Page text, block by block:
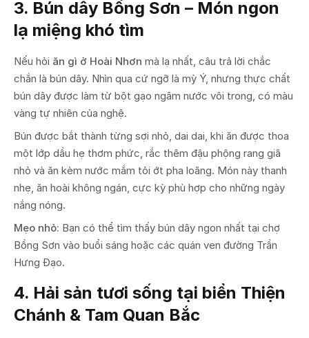
3. Bún dây Bồng Sơn – Món ngon
lạ miệng khó tìm
Nếu hỏi ăn gì ở Hoài Nhơn mà lạ nhất, câu trả lời chắc
chắn là bún dây. Nhìn qua cứ ngỡ là mỳ Ý, nhưng thực chất
bún dây được làm từ bột gạo ngâm nước vôi trong, có màu
vàng tự nhiên của nghệ.
Bún được bắt thành từng sợi nhỏ, dai dai, khi ăn được thoa
một lớp dầu hẹ thơm phức, rắc thêm đậu phộng rang giã
nhỏ và ăn kèm nước mắm tỏi ớt pha loãng. Món này thanh
nhẹ, ăn hoài không ngán, cực kỳ phù hợp cho những ngày
nắng nóng.
Mẹo nhỏ: Bạn có thể tìm thấy bún dây ngon nhất tại chợ
Bồng Sơn vào buổi sáng hoặc các quán ven đường Trần
Hưng Đạo.
4. Hải sản tươi sống tại biển Thiện
Chánh & Tam Quan Bắc